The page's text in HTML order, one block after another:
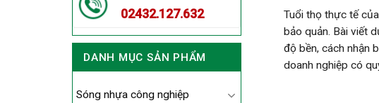
02432.127.632
DANH MỤC SẢN PHẨM
Sóng nhựa công nghiệp
Tuổi thọ thực tế
bảo quản. Bài viết
độ bền, cách nhận
doanh nghiệp có